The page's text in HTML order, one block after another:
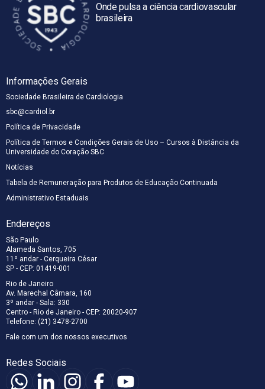
Onde pulsa a ciência cardiovascular
brasileira
Informações Gerais
Sociedade Brasileira de Cardiologia
sbc@cardiol.br
Política de Privacidade
Política de Termos e Condições Gerais de Uso – Cursos à Distância da
Universidade do Coração SBC
Notícias
Tabela de Remuneração para Produtos de Educação Continuada
Administrativo Estaduais
Endereços
São Paulo
Alameda Santos, 705
11º andar - Cerqueira César
SP - CEP: 01419-001
Rio de Janeiro
Av. Marechal Câmara, 160
3º andar - Sala: 330
Centro - Rio de Janeiro - CEP: 20020-907
Telefone: (21) 3478-2700
Fale com um dos nossos executivos
Redes Sociais